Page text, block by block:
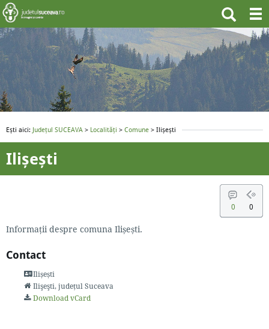
Ești aici: Județul SUCEAVA > Localități > Comune > Ilișești
Ilișești
0 0
Informaţii despre comuna Ilișești.
Contact
Ilișești
Ilişeşti, județul Suceava
Download vCard